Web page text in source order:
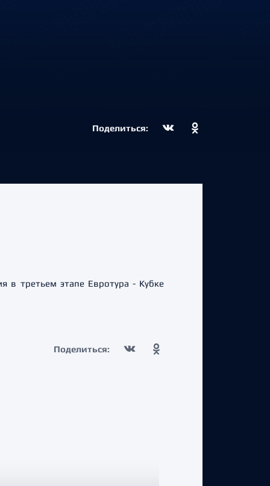
Поделиться:
в третьем этапе Евротура - Кубке
Поделиться: